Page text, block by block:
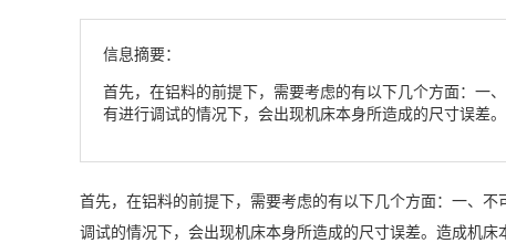
信息摘要：
首先，在铝料的前提下，需要考虑的有以下几个方面：
有进行调试的情况下，会出现机床本身所造成的尺寸误差。
首先，在铝料的前提下，需要考虑的有以下几个方面：一、
调试的情况下，会出现机床本身所造成的尺寸误差。造